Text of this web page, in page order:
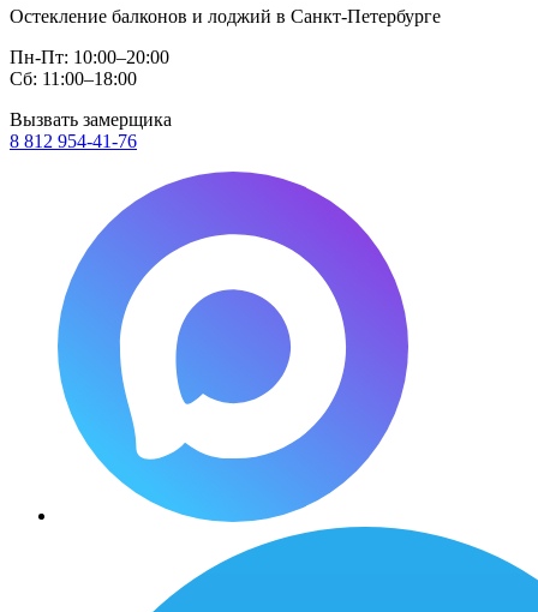
Остекление балконов и лоджий в Санкт-Петербурге
Пн-Пт: 10:00–20:00
Сб: 11:00–18:00
Вызвать замерщика
8 812 954-41-76